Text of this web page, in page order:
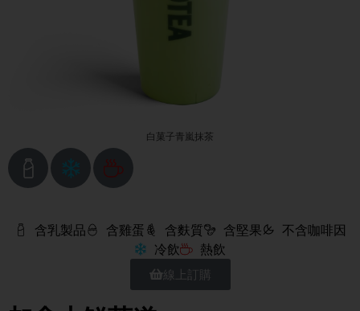
白菓子青嵐抹茶
含乳製品 含雞蛋 含麩質 含堅果
不含咖啡因
冷飲
熱飲
線上訂購